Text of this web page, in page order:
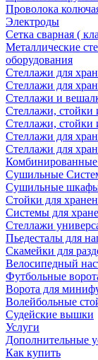
Проволока
Электроды
Сетка сварная (
Металлические
оборудования
Стеллажи для
Стеллажи для
Стеллажи и
Стеллажи, стойки
Стеллажи, стойки
Стеллажи для
Стеллажи для
Комбинированные
Сушильные
Сушильные
Стойки для
Системы для
Стеллажи
Пьедесталы для
Скамейки для
Велосипедный
Футбольные
Ворота для
Волейбольные
Судейские вышки
Услуги
Дополнительные
Как купить